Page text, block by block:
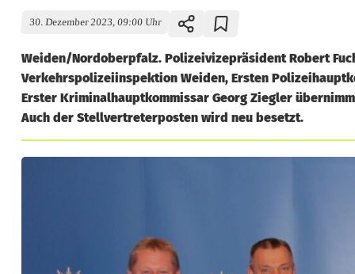
30. Dezember 2023, 09:00 Uhr
Weiden/Nordoberpfalz. Polizeivizepräsident Robert
Verkehrspolizeiinspektion Weiden, Ersten
Erster Kriminalhauptkommissar Georg Ziegler
Auch der Stellvertreterposten wird neu besetzt.